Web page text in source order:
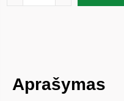
Aprašymas